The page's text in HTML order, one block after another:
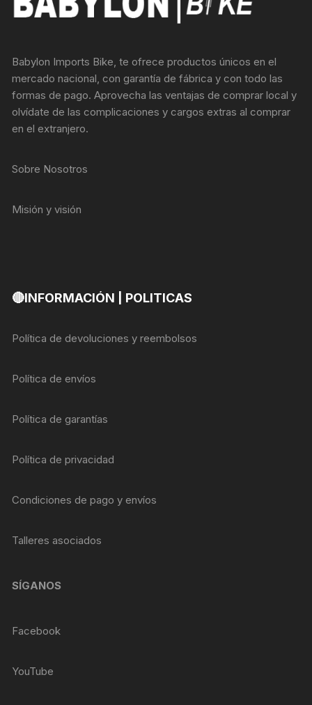
Babylon Imports Bike, te ofrece productos únicos en el
mercado nacional, con garantía de fábrica y con todo las
formas de pago. Aprovecha las ventajas de comprar local y
olvídate de las complicaciones y cargos extras al comprar
en el extranjero.
Sobre Nosotros
Misión y visión
🔴INFORMACIÓN | POLITICAS
Política de devoluciones y reembolsos
Política de envíos
Política de garantías
Política de privacidad
Condiciones de pago y envíos
Talleres asociados
SÍGANOS
Facebook
YouTube